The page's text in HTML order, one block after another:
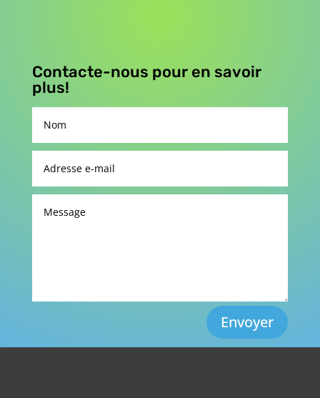
Contacte-nous pour en savoir
plus!
Envoyer